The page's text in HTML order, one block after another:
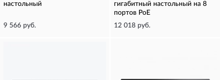
настольный
9 566 руб.
гигабитный настольный на 8
портов PoE
12 018 руб.